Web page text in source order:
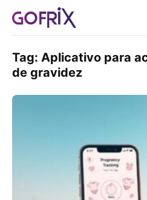
Tag: Aplicativo para
de gravidez